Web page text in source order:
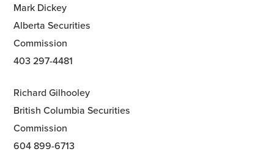
Mark Dickey
Alberta Securities
Commission
403 297-4481
Richard Gilhooley
British Columbia Securities
Commission
604 899-6713